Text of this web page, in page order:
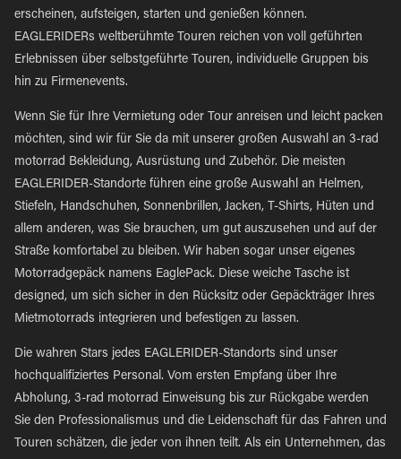
erscheinen, aufsteigen, starten und genießen können.
EAGLERIDERs weltberühmte Touren reichen von voll geführten
Erlebnissen über selbstgeführte Touren, individuelle Gruppen bis
hin zu Firmenevents.
Wenn Sie für Ihre Vermietung oder Tour anreisen und leicht packen
möchten, sind wir für Sie da mit unserer großen Auswahl an 3-rad
motorrad Bekleidung, Ausrüstung und Zubehör. Die meisten
EAGLERIDER-Standorte führen eine große Auswahl an Helmen,
Stiefeln, Handschuhen, Sonnenbrillen, Jacken, T-Shirts, Hüten und
allem anderen, was Sie brauchen, um gut auszusehen und auf der
Straße komfortabel zu bleiben. Wir haben sogar unser eigenes
Motorradgepäck namens EaglePack. Diese weiche Tasche ist
designed, um sich sicher in den Rücksitz oder Gepäckträger Ihres
Mietmotorrads integrieren und befestigen zu lassen.
Die wahren Stars jedes EAGLERIDER-Standorts sind unser
hochqualifiziertes Personal. Vom ersten Empfang über Ihre
Abholung, 3-rad motorrad Einweisung bis zur Rückgabe werden
Sie den Professionalismus und die Leidenschaft für das Fahren und
Touren schätzen, die jeder von ihnen teilt. Als ein Unternehmen, das